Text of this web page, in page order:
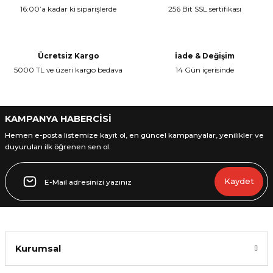
16:00’a kadar ki siparişlerde
256 Bit SSL sertifikası
Ücretsiz Kargo
5000 TL ve üzeri kargo bedava
İade & Değişim
14 Gün içerisinde
KAMPANYA HABERCİSİ
Hemen e-posta listemize kayıt ol, en güncel kampanyalar, yenilikler ve
duyuruları ilk öğrenen sen ol.
Kaydet
Kurumsal